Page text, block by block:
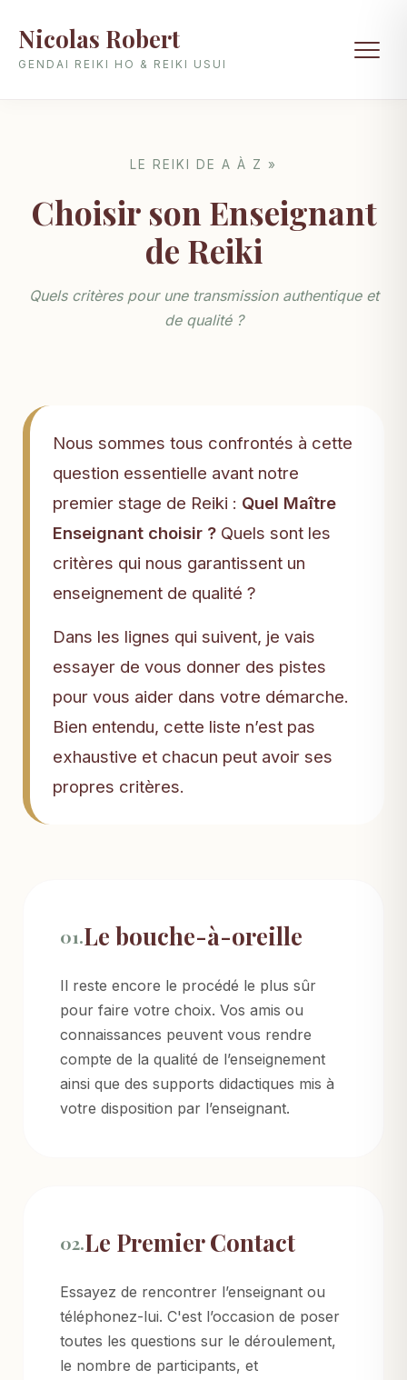
Nicolas Robert
GENDAI REIKI HO & REIKI USUI
LE REIKI DE A À Z »
Choisir son Enseignant
de Reiki
Quels critères pour une transmission authentique et
de qualité ?
Nous sommes tous confrontés à cette
question essentielle avant notre
premier stage de Reiki : Quel Maître
Enseignant choisir ? Quels sont les
critères qui nous garantissent un
enseignement de qualité ?
Dans les lignes qui suivent, je vais
essayer de vous donner des pistes
pour vous aider dans votre démarche.
Bien entendu, cette liste n’est pas
exhaustive et chacun peut avoir ses
propres critères.
01.Le bouche-à-oreille
Il reste encore le procédé le plus sûr
pour faire votre choix. Vos amis ou
connaissances peuvent vous rendre
compte de la qualité de l’enseignement
ainsi que des supports didactiques mis à
votre disposition par l’enseignant.
02.Le Premier Contact
Essayez de rencontrer l’enseignant ou
téléphonez-lui. C'est l’occasion de poser
toutes les questions sur le déroulement,
le nombre de participants, et